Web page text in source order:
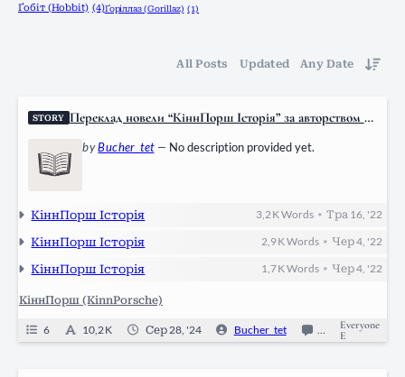
Ґобіт (Hobbit) (4)Ґоріллаз (Gorillaz) (1)
All Posts Updated Any Date
STORY Переклад новели “КіннПорш Історія” за авторством D
aemibyBucher_tet— No description provided yet.
КіннПорш Історія 3,2 KWords •Тра 16, '22
КіннПорш Історія 2,9 KWords •Чер 4, '22
КіннПорш Історія 1,7 KWords •Чер 4, '22
КіннПорш (KinnPorsche)
6 10,2 K Сер 28, '24 Bucher_tet Ongoing
Everyone
E